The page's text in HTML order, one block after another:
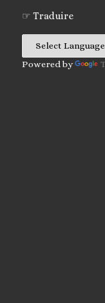
☞ Traduire
Powered by